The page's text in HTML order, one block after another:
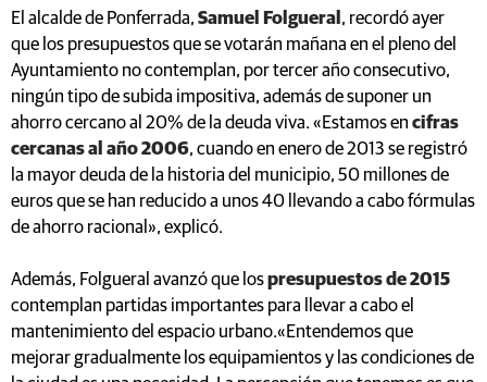
El alcalde de Ponferrada, Samuel Folgueral , recordó ayer
que los presupuestos que se votarán mañana en el pleno del
Ayuntamiento no contemplan, por tercer año consecutivo,
ningún tipo de subida impositiva, además de suponer un
ahorro cercano al 20% de la deuda viva. «Estamos en cifras
cercanas al año 2006, cuando en enero de 2013 se registró
la mayor deuda de la historia del municipio, 50 millones de
euros que se han reducido a unos 40 llevando a cabo fórmulas
de ahorro racional», explicó.
Además, Folgueral avanzó que lospresupuestos de 2015
contemplan partidas importantes para llevar a cabo el
mantenimiento del espacio urbano.«Entendemos que
mejorar gradualmente los equipamientos y las condiciones de